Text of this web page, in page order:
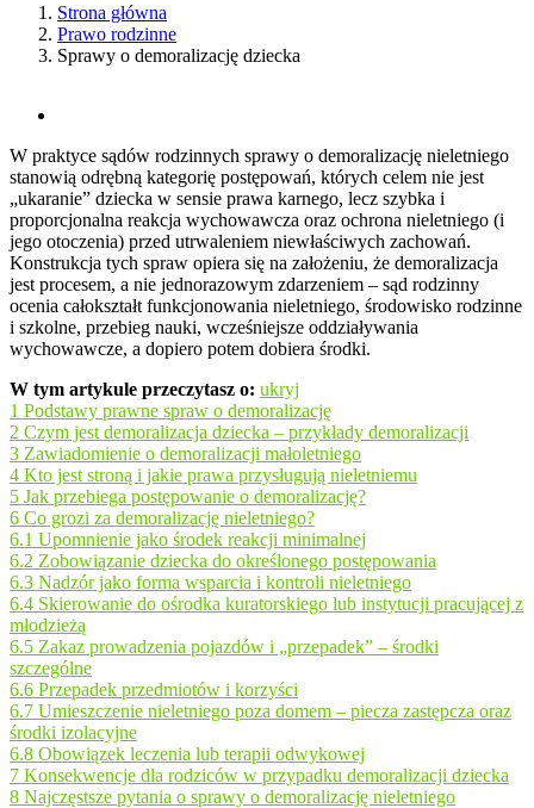
Strona główna
Prawo rodzinne
Sprawy o demoralizację dziecka
W praktyce sądów rodzinnych sprawy o demoralizację nieletniego
stanowią odrębną kategorię postępowań, których celem nie jest
„ukaranie” dziecka w sensie prawa karnego, lecz szybka i
proporcjonalna reakcja wychowawcza oraz ochrona nieletniego (i
jego otoczenia) przed utrwaleniem niewłaściwych zachowań.
Konstrukcja tych spraw opiera się na założeniu, że demoralizacja
jest procesem, a nie jednorazowym zdarzeniem – sąd rodzinny
ocenia całokształt funkcjonowania nieletniego, środowisko rodzinne
i szkolne, przebieg nauki, wcześniejsze oddziaływania
wychowawcze, a dopiero potem dobiera środki.
W tym artykule przeczytasz o: ukryj
1 Podstawy prawne spraw o demoralizację
2 Czym jest demoralizacja dziecka – przykłady demoralizacji
3 Zawiadomienie o demoralizacji małoletniego
4 Kto jest stroną i jakie prawa przysługują nieletniemu
5 Jak przebiega postępowanie o demoralizację?
6 Co grozi za demoralizację nieletniego?
6.1 Upomnienie jako środek reakcji minimalnej
6.2 Zobowiązanie dziecka do określonego postępowania
6.3 Nadzór jako forma wsparcia i kontroli nieletniego
6.4 Skierowanie do ośrodka kuratorskiego lub instytucji pracującej z
młodzieżą
6.5 Zakaz prowadzenia pojazdów i „przepadek” – środki
szczególne
6.6 Przepadek przedmiotów i korzyści
6.7 Umieszczenie nieletniego poza domem – piecza zastępcza oraz
środki izolacyjne
6.8 Obowiązek leczenia lub terapii odwykowej
7 Konsekwencje dla rodziców w przypadku demoralizacji dziecka
8 Najczęstsze pytania o sprawy o demoralizację nieletniego